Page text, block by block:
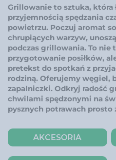
Grillowanie to sztuka, która
przyjemnością spędzania
powietrzu. Poczuj aromat
chrupiących warzyw,
podczas grillowania. To nie
przygotowanie posiłków,
pretekst do spotkań z
rodziną. Oferujemy węgiel,
zapalniczki. Odkryj radość
chwilami spędzonymi na
pysznych potrawach prosto
AKCESORIA